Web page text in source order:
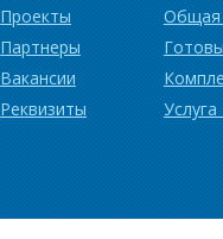
Проекты
Партнеры
Вакансии
Реквизиты
Общая